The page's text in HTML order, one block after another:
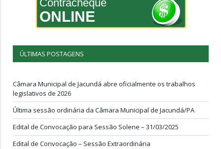
Contracheque
ONLINE
ÚLTIMAS POSTAGENS
Câmara Municipal de Jacundá abre oficialmente os trabalhos
legislativos de 2026
Última sessão ordinária da Câmara Municipal de Jacundá/PA
Edital de Convocação para Sessão Solene – 31/03/2025
Edital de Convocação – Sessão Extraordinária